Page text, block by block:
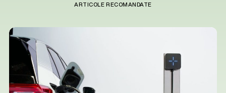
ARTICOLE RECOMANDATE